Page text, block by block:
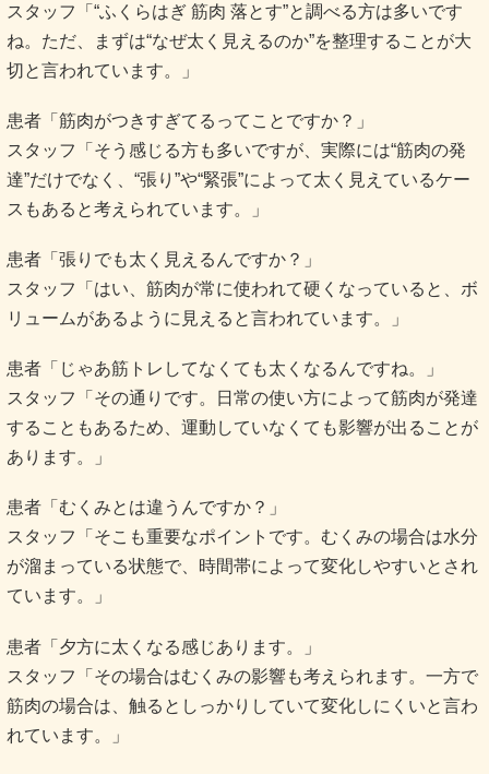
スタッフ「“ふくらはぎ 筋肉 落とす”と調べる方は多いです
ね。ただ、まずは“なぜ太く見えるのか”を整理することが大
切と言われています。」
患者「筋肉がつきすぎてるってことですか？」
スタッフ「そう感じる方も多いですが、実際には“筋肉の発
達”だけでなく、“張り”や“緊張”によって太く見えているケー
スもあると考えられています。」
患者「張りでも太く見えるんですか？」
スタッフ「はい、筋肉が常に使われて硬くなっていると、ボ
リュームがあるように見えると言われています。」
患者「じゃあ筋トレしてなくても太くなるんですね。」
スタッフ「その通りです。日常の使い方によって筋肉が発達
することもあるため、運動していなくても影響が出ることが
あります。」
患者「むくみとは違うんですか？」
スタッフ「そこも重要なポイントです。むくみの場合は水分
が溜まっている状態で、時間帯によって変化しやすいとされ
ています。」
患者「夕方に太くなる感じあります。」
スタッフ「その場合はむくみの影響も考えられます。一方で
筋肉の場合は、触るとしっかりしていて変化しにくいと言わ
れています。」